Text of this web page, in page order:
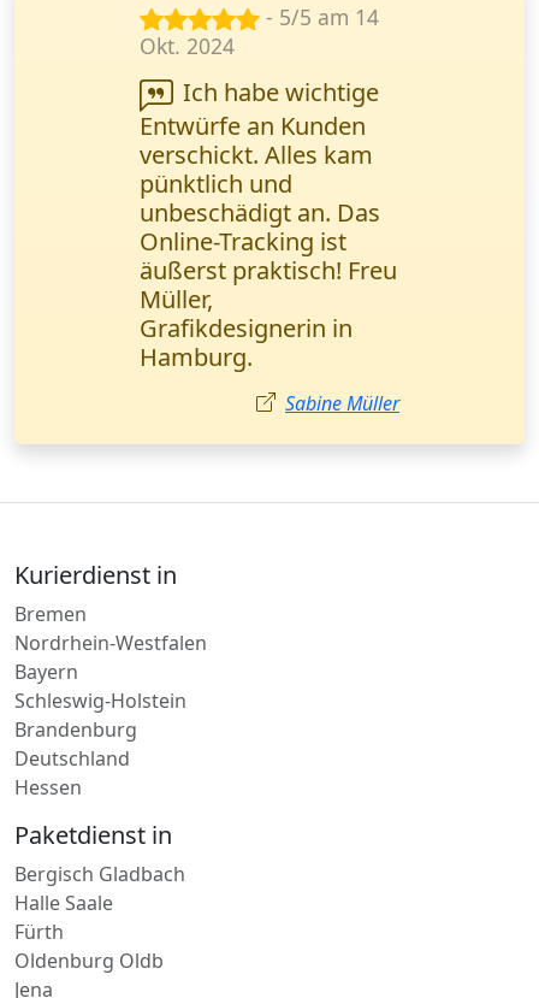
- 5/5 am 29
Sept. 2024
Sehr zuverlässiger
Service! Meine
vertraulichen
Dokumente wurden
noch am selben Tag
zugestellt. Das Online-
Tracking gibt
zusätzliche Sicherheit.
Sehr empfehlenswert!
Anna Schneider,
Rechtsanwältin Berlin.
Kurierdienst in
Bremen
Nordrhein-Westfalen
Bayern
Schleswig-Holstein
Brandenburg
Deutschland
Paketdienst in
Bergisch Gladbach
Halle Saale
Fürth
Oldenburg Oldb